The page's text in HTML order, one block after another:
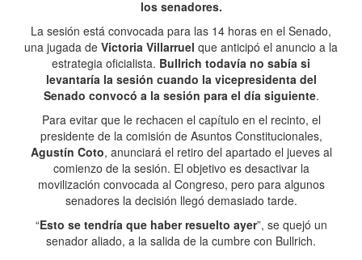
los senadores.
La sesión está convocada para las 14 horas en el Senado,
una jugada de Victoria Villarruel que anticipó el anuncio a la
estrategia oficialista. Bullrich todavía no sabía si
levantaría la sesión cuando la vicepresidenta del
Senado convocó a la sesión para el día siguiente.
Para evitar que le rechacen el capítulo en el recinto, el
presidente de la comisión de Asuntos Constitucionales,
Agustín Coto, anunciará el retiro del apartado el jueves al
comienzo de la sesión. El objetivo es desactivar la
movilización convocada al Congreso, pero para algunos
senadores la decisión llegó demasiado tarde.
“Esto se tendría que haber resuelto ayer”, se quejó un
senador aliado, a la salida de la cumbre con Bullrich.